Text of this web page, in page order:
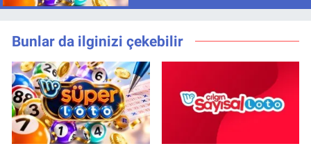
Bunlar da ilginizi çekebilir